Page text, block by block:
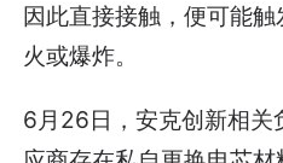
因此直接接触，便可能
火或爆炸。
6月26日，安克创新相关